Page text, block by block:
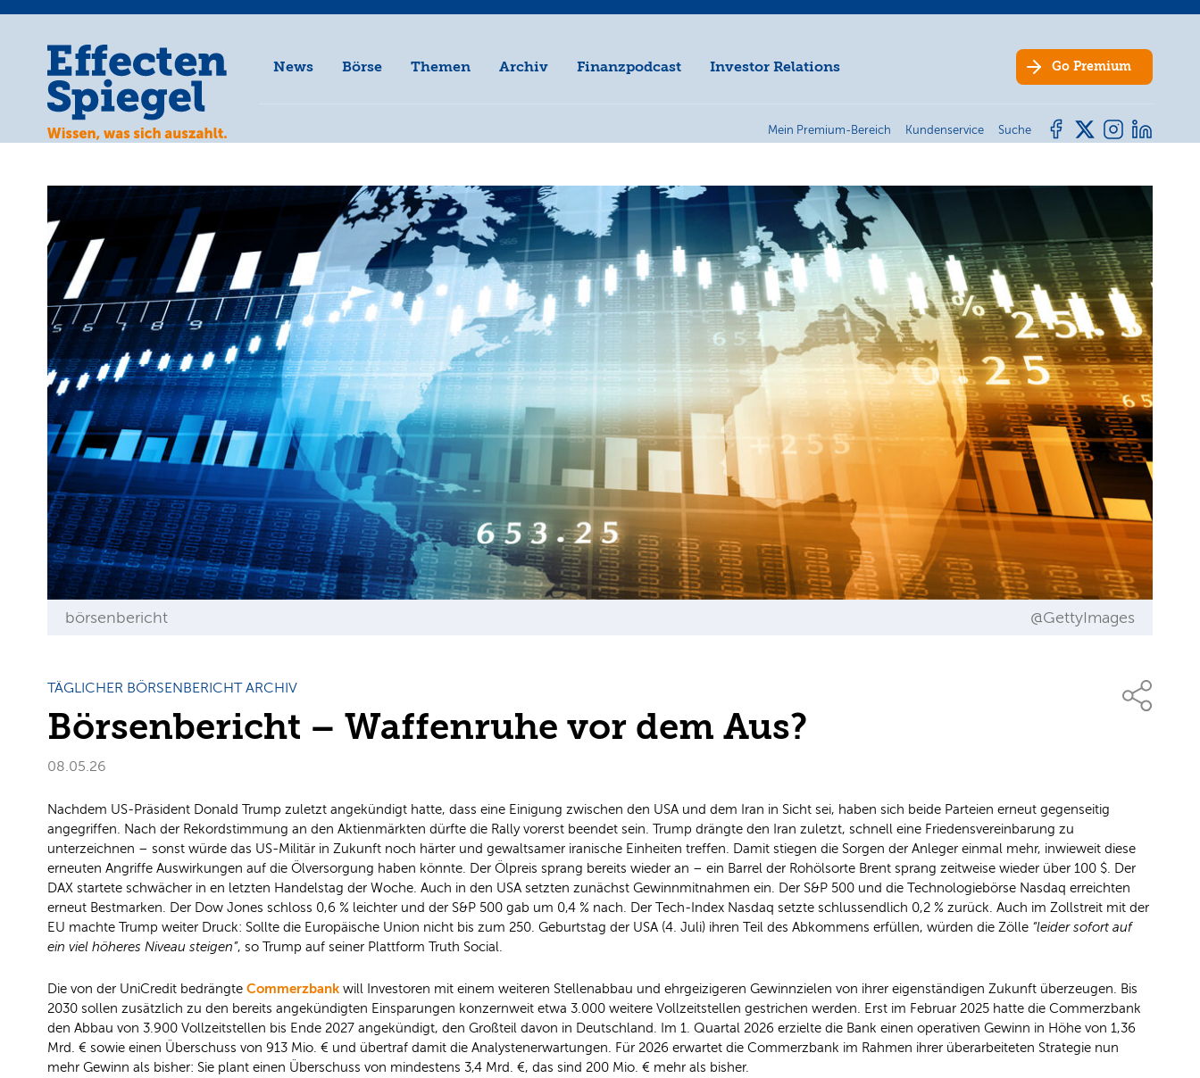
News Börse Themen Archiv Finanzpodcast Investor Relations Go Premium
Mein Premium-Bereich Kundenservice Suche
börsenbericht @GettyImages
TÄGLICHER BÖRSENBERICHT ARCHIV
Börsenbericht – Waffenruhe vor dem Aus?
08.05.26
Nachdem US-Präsident Donald Trump zuletzt angekündigt hatte, dass eine Einigung zwischen den USA und dem Iran in Sicht sei, haben sich beide Parteien erneut gegenseitig
angegriffen. Nach der Rekordstimmung an den Aktienmärkten dürfte die Rally vorerst beendet sein. Trump drängte den Iran zuletzt, schnell eine Friedensvereinbarung zu
unterzeichnen – sonst würde das US-Militär in Zukunft noch härter und gewaltsamer iranische Einheiten treffen. Damit stiegen die Sorgen der Anleger einmal mehr, inwieweit diese
erneuten Angriffe Auswirkungen auf die Ölversorgung haben könnte. Der Ölpreis sprang bereits wieder an – ein Barrel der Rohölsorte Brent sprang zeitweise wieder über 100 $. Der
DAX startete schwächer in en letzten Handelstag der Woche. Auch in den USA setzten zunächst Gewinnmitnahmen ein. Der S&P 500 und die Technologiebörse Nasdaq erreichten
erneut Bestmarken. Der Dow Jones schloss 0,6 % leichter und der S&P 500 gab um 0,4 % nach. Der Tech-Index Nasdaq setzte schlussendlich 0,2 % zurück. Auch im Zollstreit mit der
EU machte Trump weiter Druck: Sollte die Europäische Union nicht bis zum 250. Geburtstag der USA (4. Juli) ihren Teil des Abkommens erfüllen, würden die Zölle “leider sofort auf
ein viel höheres Niveau steigen”, so Trump auf seiner Plattform Truth Social.
Die von der UniCredit bedrängte Commerzbank will Investoren mit einem weiteren Stellenabbau und ehrgeizigeren Gewinnzielen von ihrer eigenständigen Zukunft überzeugen. Bis
2030 sollen zusätzlich zu den bereits angekündigten Einsparungen konzernweit etwa 3.000 weitere Vollzeitstellen gestrichen werden. Erst im Februar 2025 hatte die Commerzbank
den Abbau von 3.900 Vollzeitstellen bis Ende 2027 angekündigt, den Großteil davon in Deutschland. Im 1. Quartal 2026 erzielte die Bank einen operativen Gewinn in Höhe von 1,36
Mrd. € sowie einen Überschuss von 913 Mio. € und übertraf damit die Analystenerwartungen. Für 2026 erwartet die Commerzbank im Rahmen ihrer überarbeiteten Strategie nun
mehr Gewinn als bisher: Sie plant einen Überschuss von mindestens 3,4 Mrd. €, das sind 200 Mio. € mehr als bisher.